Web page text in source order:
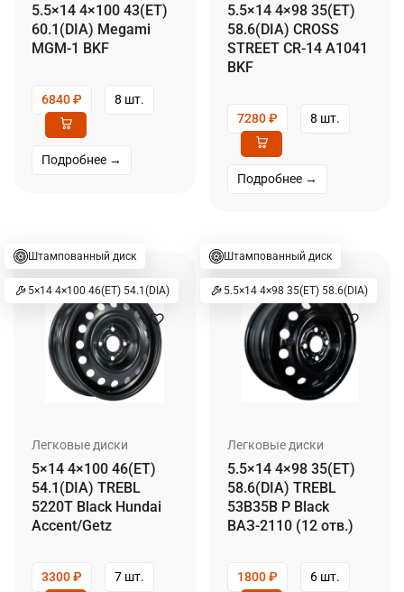
5.5×14 4×100 43(ET)
60.1(DIA) Megami
MGM-1 BKF
6840₽ 8 шт.
Подробнее →
5.5×14 4×98 35(ET)
58.6(DIA) CROSS
STREET CR-14 A1041
BKF
7280₽ 8 шт.
Подробнее →
Штампованный диск
5×14 4×100 46(ET) 54.1(DIA)
Легковые диски
5×14 4×100 46(ET)
54.1(DIA) TREBL
5220T Black Hundai
Accent/Getz
3300₽ 7 шт.
Штампованный диск
5.5×14 4×98 35(ET) 58.6(DIA)
Легковые диски
5.5×14 4×98 35(ET)
58.6(DIA) TREBL
53B35B P Black
ВАЗ-2110 (12 отв.)
1800₽ 6 шт.